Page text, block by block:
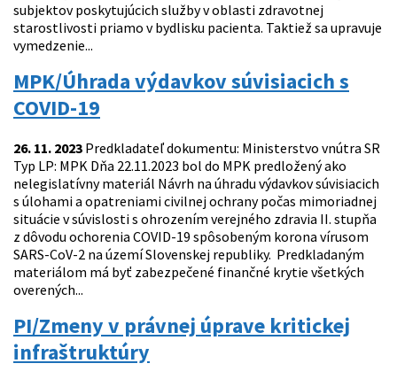
subjektov poskytujúcich služby v oblasti zdravotnej
starostlivosti priamo v bydlisku pacienta. Taktiež sa upravuje
vymedzenie...
MPK/Úhrada výdavkov súvisiacich s
COVID-19
26. 11. 2023 Predkladateľ dokumentu: Ministerstvo vnútra SR
Typ LP: MPK Dňa 22.11.2023 bol do MPK predložený ako
nelegislatívny materiál Návrh na úhradu výdavkov súvisiacich
s úlohami a opatreniami civilnej ochrany počas mimoriadnej
situácie v súvislosti s ohrozením verejného zdravia II. stupňa
z dôvodu ochorenia COVID-19 spôsobeným korona vírusom
SARS-CoV-2 na území Slovenskej republiky. Predkladaným
materiálom má byť zabezpečené finančné krytie všetkých
overených...
PI/Zmeny v právnej úprave kritickej
infraštruktúry